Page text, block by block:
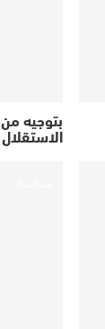
​بتوجيه